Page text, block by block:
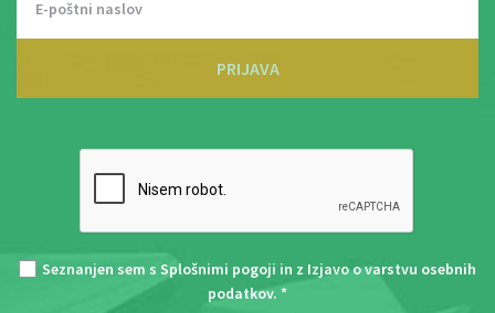
PRIJAVA
Seznanjen sem s Splošnimi pogoji in z Izjavo o varstvu osebnih
podatkov. *